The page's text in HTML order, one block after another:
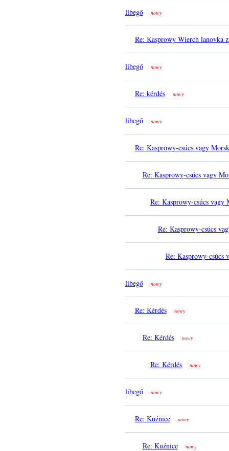
libegő nowy
Re: Kasprowy Wierch lanovka
libegő nowy
Re: kérdés nowy
libegő nowy
Re: Kasprowy-csúcs vagy
Re: Kasprowy-csúcs vagy
Re: Kasprowy-csúcs vagy
Re: Kasprowy-csúcs
Re: Kasprowy-csúcs
libegő nowy
Re: Kérdés nowy
Re: Kérdés nowy
Re: Kérdés nowy
libegő nowy
Re: Kuźnice nowy
Re: Kuźnice nowy